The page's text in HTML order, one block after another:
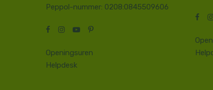
Peppol-nummer: 0208:0845509606
Openingsuren
Helpdesk